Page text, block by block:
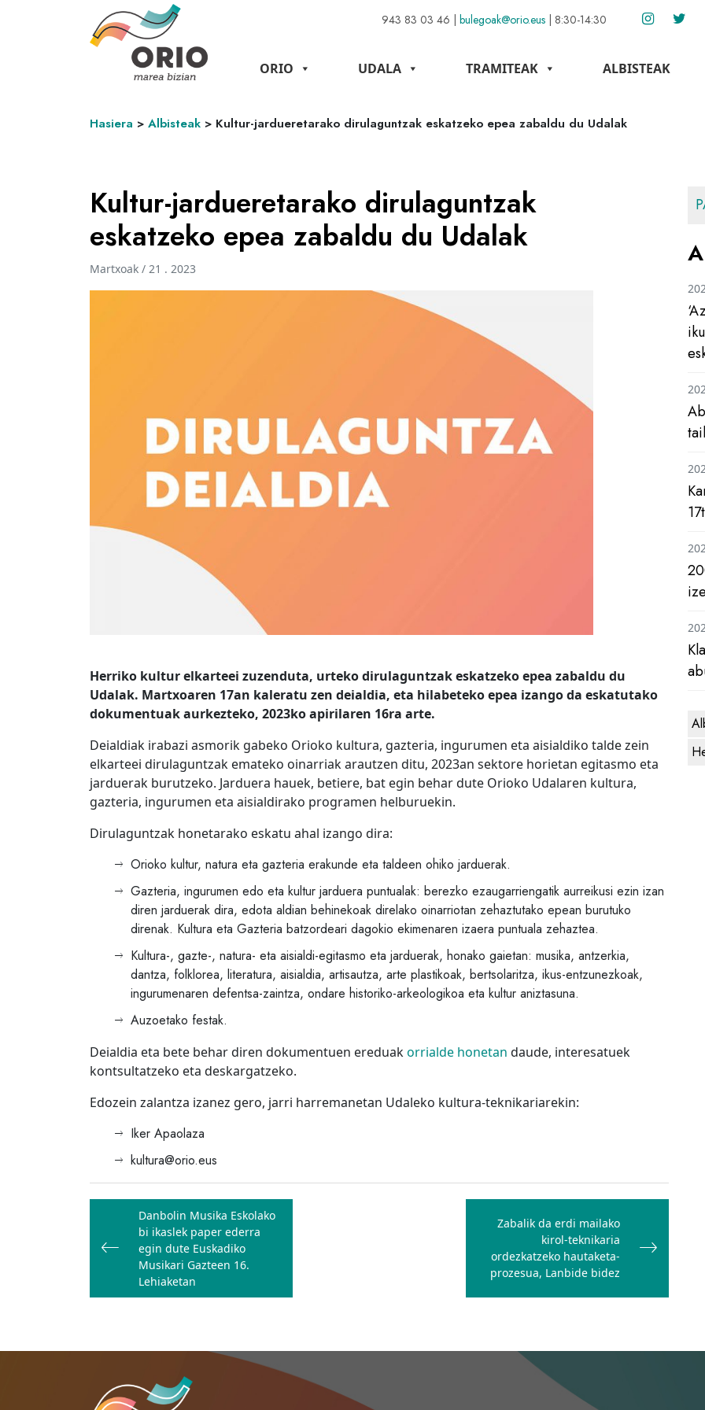
943 83 03 46 | bulegoak@orio.eus | 8:30-14:30
ORIO UDALA TRAMITEAK ALBISTEAK
Hasiera > Albisteak > Kultur-jardueretarako dirulaguntzak eskatzeko epea zabaldu du Udalak
Kultur-jardueretarako dirulaguntzak
eskatzeko epea zabaldu du Udalak
Martxoak / 21 . 2023
Herriko kultur elkarteei zuzenduta, urteko dirulaguntzak eskatzeko epea zabaldu du
Udalak. Martxoaren 17an kaleratu zen deialdia, eta hilabeteko epea izango da eskatutako
dokumentuak aurkezteko, 2023ko apirilaren 16ra arte.
Deialdiak irabazi asmorik gabeko Orioko kultura, gazteria, ingurumen eta aisialdiko talde zein
elkarteei dirulaguntzak emateko oinarriak arautzen ditu, 2023an sektore horietan egitasmo eta
jarduerak burutzeko. Jarduera hauek, betiere, bat egin behar dute Orioko Udalaren kultura,
gazteria, ingurumen eta aisialdirako programen helburuekin.
Dirulaguntzak honetarako eskatu ahal izango dira:
Orioko kultur, natura eta gazteria erakunde eta taldeen ohiko jarduerak.
Gazteria, ingurumen edo eta kultur jarduera puntualak: berezko ezaugarriengatik aurreikusi ezin izan
diren jarduerak dira, edota aldian behinekoak direlako oinarriotan zehaztutako epean burutuko
direnak. Kultura eta Gazteria batzordeari dagokio ekimenaren izaera puntuala zehaztea.
Kultura-, gazte-, natura- eta aisialdi-egitasmo eta jarduerak, honako gaietan: musika, antzerkia,
dantza, folklorea, literatura, aisialdia, artisautza, arte plastikoak, bertsolaritza, ikus-entzunezkoak,
ingurumenaren defentsa-zaintza, ondare historiko-arkeologikoa eta kultur aniztasuna.
Auzoetako festak.
Deialdia eta bete behar diren dokumentuen ereduakorrialde honetan daude, interesatuek
kontsultatzeko eta deskargatzeko.
Edozein zalantza izanez gero, jarri harremanetan Udaleko kultura-teknikariarekin:
Iker Apaolaza
kultura@orio.eus
Bidalketetan
zehar
nabigatu
Danbolin Musika Eskolako
bi ikaslek paper ederra
egin dute Euskadiko
Musikari Gazteen 16.
Lehiaketan
Zabalik da erdi mailako
kirol-teknikaria
ordezkatzeko hautaketa-
prozesua, Lanbide bidez